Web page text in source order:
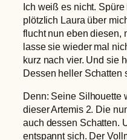
Ich weiß es nicht.
plötzlich Laura über
flucht nun eben diesen,
lasse sie wieder mal
kurz nach vier. Und sie
Dessen heller Schatten
Denn: Seine Silhouette
dieser Artemis 2. Die
auch dessen Schatten.
entspannt sich. Der